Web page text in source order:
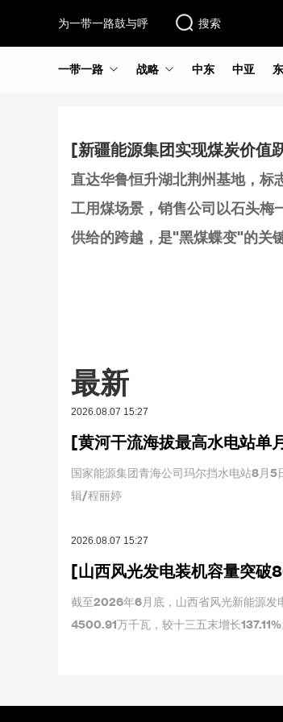
为一带一路鼓与呼 搜索
一带一路 战略 中东 中亚
[新疆能源集团实现煤炭价值
直达华鲁恒升湖北荆州基地，
工用煤场景，销售公司以石头梅
供给的跨越，是"黑煤蝶变"的关
最新
2026.08.07 15:27
[黄河干流海拔最高水电站单
国家能源集团青海公司玛尔挡水电站8月
辑/程丽婷
2026.08.07 15:27
[山西风光发电装机容量突
截至2026年6月底，山西省风光新能源
4500.91万千瓦，较十三五末增长